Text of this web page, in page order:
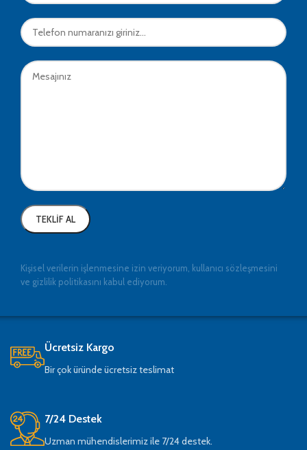
Kişisel verilerin işlenmesine izin veriyorum, kullanıcı sözleşmesini
ve gizlilik politikasını kabul ediyorum.
Ücretsiz Kargo
Bir çok üründe ücretsiz teslimat
7/24 Destek
Uzman mühendislerimiz ile 7/24 destek.